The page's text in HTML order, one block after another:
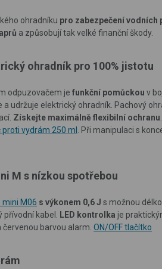
ohradníku pro zabezpečení vodních
a způsobují tak velké finanční škody.
ohradník pro 100% jistotu
odpuzovačem je funkční pomůckou v
udržuje elektrický ohradník. Pachový
Získejte maximálně flexibilní ochranu
vydrám 250 ml . Při manipulaci s
M s nízkou spotřebou
M06 s výkonem 0,6 J s možnou
přívodní kabel. LED kontrolka je
barvou alarm. ON/OFF tlačítko